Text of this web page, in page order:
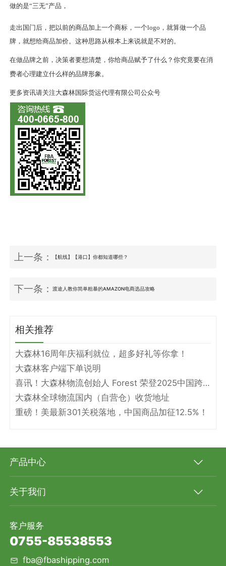
做的是“三无”产品，
走出国门后，把以前的商品加上一个商标，一个logo，就算做一个品
牌，就想给商品加价。这种思路从根本上来说就是不对的。
在做品牌之前，决策者要想清楚，你给商品赋予了什么？你究竟要在消
费者心理建立什么样的品牌形象。
更多资讯请关注大森林国际货运代理有限公司公众号
上一条： 【航线】【港口】你都知道哪些？
下一条：渡途人教你简单粗暴的AMAZON电商选品攻略
相关推荐
大森林16周年庆福利就位，超多好礼等你拿！
大森林客户端下单说明
喜讯！大森林物流创始人 Forest 荣登2025中国跨境电商物流名人堂！
大森林全球物流国内（自营仓）收货地址
重磅！美最新301关税落地，中国商品加征12.5%！
产品中心
关于我们
客户服务
0755-85538553
fba@fbashipping.com